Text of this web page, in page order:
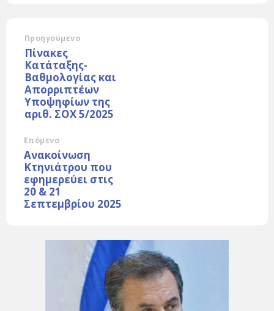
Προηγούμενο
Πίνακες
Κατάταξης-
Βαθμολογίας και
Απορριπτέων
Υποψηφίων της
αριθ. ΣΟΧ 5/2025
Επόμενο
Ανακοίνωση
Κτηνιάτρου που
εφημερεύει στις
20 & 21
Σεπτεμβρίου 2025